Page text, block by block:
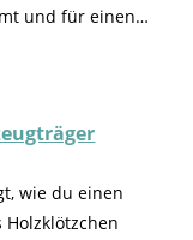
und für einen
wie du einen
Holzklötzchen